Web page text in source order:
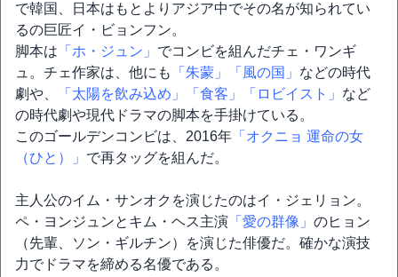
で韓国、日本はもとよりアジア中でその名が知られてい
るの巨匠イ・ビョンフン。
脚本は 「ホ・ジュン」 でコンビを組んだチェ・ワンギ
ュ。チェ作家は、他にも
「朱蒙」 「風の国」 などの時代
劇や、
「太陽を飲み込め」 「食客」 「ロビイスト」 など
の時代劇や現代ドラマの脚本を手掛けている。
このゴールデンコンビは、2016年 「オクニョ 運命の女
（ひと）」 で再タッグを組んだ。
主人公のイム・サンオクを演じたのはイ・ジェリョン。
ペ・ヨンジュンとキム・ヘス主演 「愛の群像」 のヒョン
（先輩、ソン・ギルチン）を演じた俳優だ。確かな演技
力でドラマを締める名優である。